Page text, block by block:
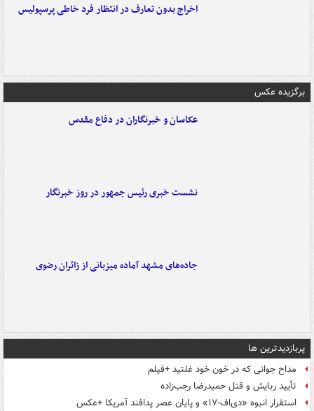
اخراج بدون تعارف در انتظار فرد خاطی پرسپولیس
برگزیده عکس
عکاسان و خبرنگاران در دفاع مقدس
نشست خبری رئیس جمهور در روز خبرنگار
جاده‌های مشهد آماده میزبانی از زائران رضوی
پربازدیدترین ها
مداح جوانی که در خون خود غلتید +فیلم
تأیید ربایش و قتل حمیدرضا رجب‌زاده
استقرار انبوه «دی‌اف‑۱۷» و پایان عصر پدافند آمریکا +عکس